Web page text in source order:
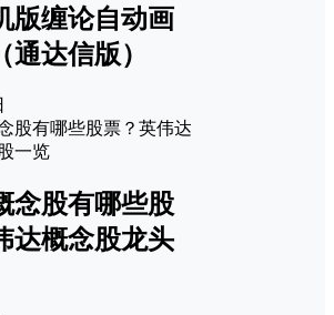
版缠论自动画
通达信版）
念股有哪些股
达概念股龙头